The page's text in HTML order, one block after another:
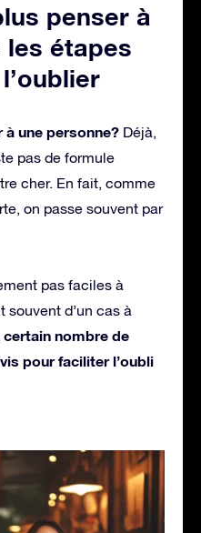
penser à
les étapes
une personne? Déjà,
pas de formule
cher. En fait, comme
on passe souvent par
pas faciles à
d’un cas à
certain nombre de
pour faciliter l’oubli